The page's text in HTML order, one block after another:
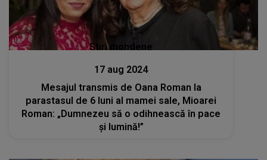
Stiri mondene
17 aug 2024
Mesajul transmis de Oana Roman la
parastasul de 6 luni al mamei sale, Mioarei
Roman: „Dumnezeu să o odihnească în pace
și lumină!”